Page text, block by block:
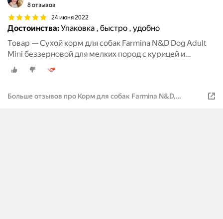
8 отзывов
24 июня 2022
Достоинства:Упаковка , быстро , удобно
Товар — Сухой корм для собак Farmina N&D Dog Adult
Mini беззерновой для мелких пород с курицей и
гранатом - 800 г
Больше отзывов про Корм для собак Farmina N&D,